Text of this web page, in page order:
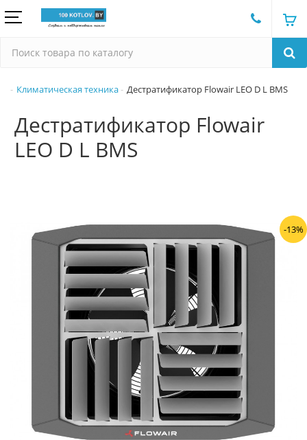
Климатическая техника Дестратификатор Flowair LEO D L BMS
Дестратификатор Flowair
LEO D L BMS
-13%